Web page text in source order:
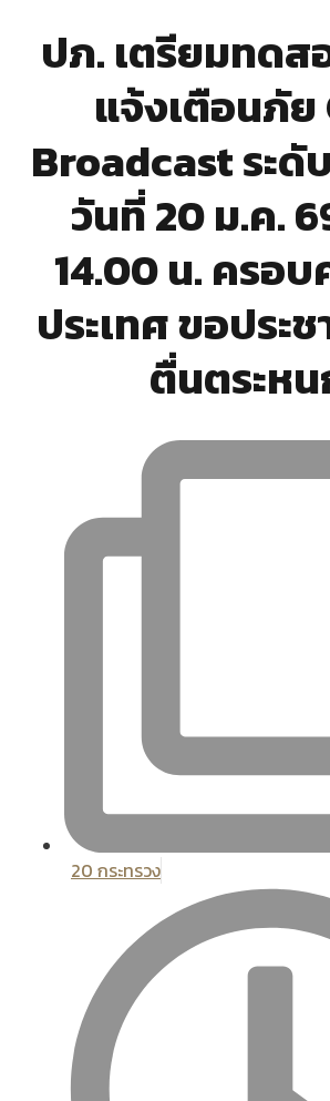
ปภ. เตรียมทดส
แจ้งเตือนภัย
Broadcast ระดั
วันที่ 20 ม.ค.
14.00 น. ครอ
ประเทศ ขอประ
ตื่นตระห
20 กระทรวง